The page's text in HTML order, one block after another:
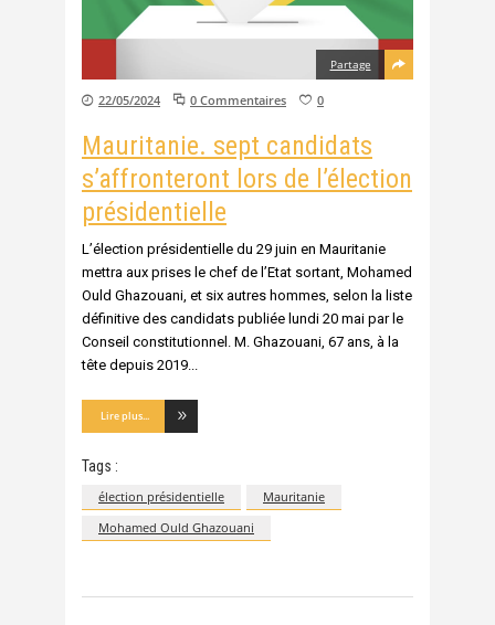
Partage
22/05/2024 0 Commentaires 0
Mauritanie. sept candidats
s’affronteront lors de l’élection
présidentielle
L’élection présidentielle du 29 juin en Mauritanie
mettra aux prises le chef de l’Etat sortant, Mohamed
Ould Ghazouani, et six autres hommes, selon la liste
définitive des candidats publiée lundi 20 mai par le
Conseil constitutionnel. M. Ghazouani, 67 ans, à la
tête depuis 2019
Lire plus...
Tags :
élection présidentielle
Mauritanie
Mohamed Ould Ghazouani